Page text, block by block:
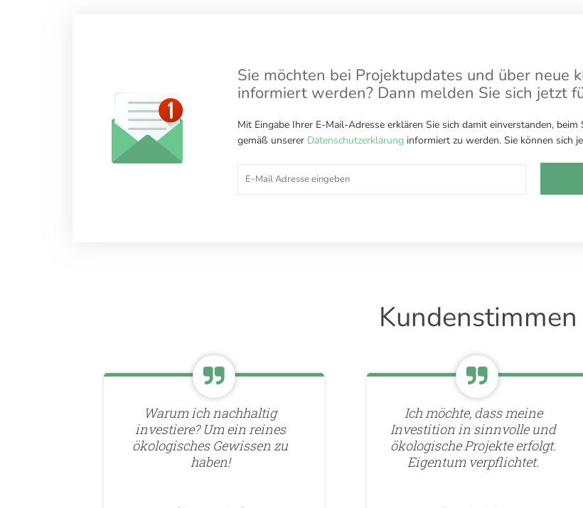
Sie möchten bei Projektupdates und über neue
informiert werden? Dann melden Sie sich jetzt
Mit Eingabe Ihrer E-Mail-Adresse erklären Sie sich damit einverstanden,
gemäß unserer Datenschutzerklärung informiert zu werden. Sie können sich
Kundenstimmen
Warum ich nachhaltig
investiere? Um ein reines
ökologisches Gewissen zu
haben!
Ich möchte, dass meine
Investition in sinnvolle und
ökologische Projekte erfolgt.
Eigentum verpflichtet.